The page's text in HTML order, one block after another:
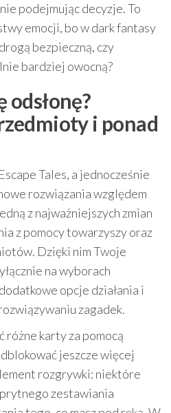
podejmując decyzje. To
emocji, bo w dark fantasy
bezpieczną, czy
bardziej owocną?
odsłonę?
i ponad
Tales, a jednocześnie
rozwiązania względem
z najważniejszych zmian
z pomocy towarzyszy oraz
Dzięki nim Twoje
na wyborach
opcje działania i
zagadek.
różne karty za pomocą
jeszcze więcej
rozgrywki: niektóre
zestawiania